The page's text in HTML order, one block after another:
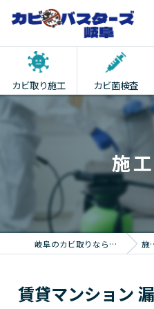
カビ取り施工 カビ菌検査
施
岐阜のカビ取りならカビバスターズ岐阜 施工事例
賃貸マンション